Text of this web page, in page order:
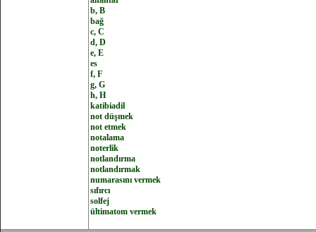
b, B
bağ
c, C
d, D
e, E
es
f, F
g, G
h, H
katibiadil
not düşmek
not etmek
notalama
noterlik
notlandırma
notlandırmak
numarasını vermek
sıfırcı
solfej
ültimatom vermek